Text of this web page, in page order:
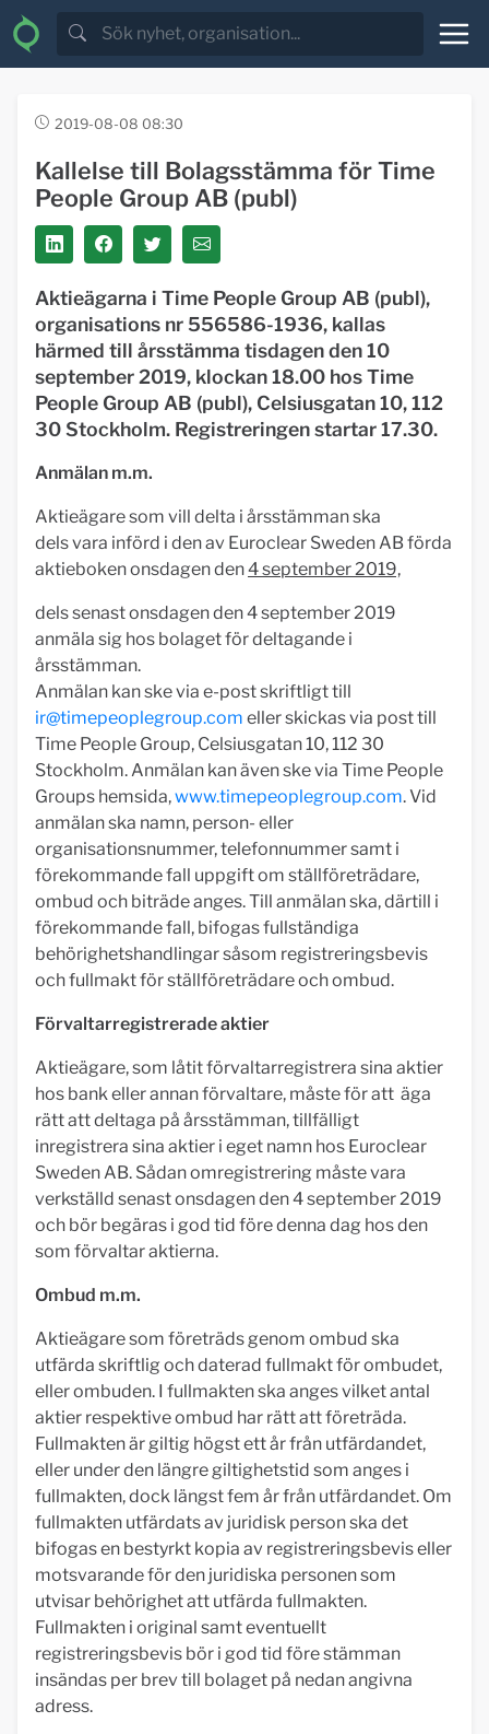
2019-08-08 08:30
Kallelse till Bolagsstämma för Time
People Group AB (publ)
Aktieägarna i Time People Group AB (publ),
organisations nr 556586-1936, kallas
härmed till årsstämma tisdagen den 10
september 2019, klockan 18.00 hos Time
People Group AB (publ), Celsiusgatan 10, 112
30 Stockholm. Registreringen startar 17.30.
Anmälan m.m.
Aktieägare som vill delta i årsstämman ska
dels vara införd i den av Euroclear Sweden AB förda
aktieboken onsdagen den4 september 2019,
dels senast onsdagen den 4 september 2019
anmäla sig hos bolaget för deltagande i
årsstämman.
Anmälan kan ske via e-post skriftligt till
ir@timepeoplegroup.com eller skickas via post till
Time People Group, Celsiusgatan 10, 112 30
Stockholm. Anmälan kan även ske via Time People
Groups hemsida,www.timepeoplegroup.com. Vid
anmälan ska namn, person- eller
organisationsnummer, telefonnummer samt i
förekommande fall uppgift om ställföreträdare,
ombud och biträde anges. Till anmälan ska, därtill i
förekommande fall, bifogas fullständiga
behörighetshandlingar såsom registreringsbevis
och fullmakt för ställföreträdare och ombud.
Förvaltarregistrerade aktier
Aktieägare, som låtit förvaltarregistrera sina aktier
hos bank eller annan förvaltare, måste för att äga
rätt att deltaga på årsstämman, tillfälligt
inregistrera sina aktier i eget namn hos Euroclear
Sweden AB. Sådan omregistrering måste vara
verkställd senast onsdagen den 4 september 2019
och bör begäras i god tid före denna dag hos den
som förvaltar aktierna.
Ombud m.m.
Aktieägare som företräds genom ombud ska
utfärda skriftlig och daterad fullmakt för ombudet,
eller ombuden. I fullmakten ska anges vilket antal
aktier respektive ombud har rätt att företräda.
Fullmakten är giltig högst ett år från utfärdandet,
eller under den längre giltighetstid som anges i
fullmakten, dock längst fem år från utfärdandet. Om
fullmakten utfärdats av juridisk person ska det
bifogas en bestyrkt kopia av registreringsbevis eller
motsvarande för den juridiska personen som
utvisar behörighet att utfärda fullmakten.
Fullmakten i original samt eventuellt
registreringsbevis bör i god tid före stämman
insändas per brev till bolaget på nedan angivna
adress.